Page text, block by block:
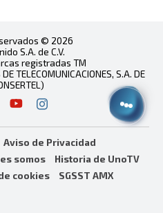
© 2026
S.A. de C.V.
registradas TM
TELECOMUNICACIONES, S.A. DE
Aviso de Privacidad
somos
Historia de UnoTV
cookies SGSST AMX